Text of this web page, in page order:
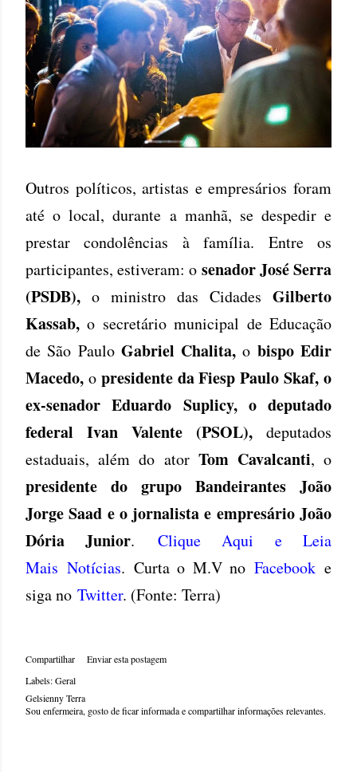
Outros políticos, artistas e empresários foram
até o local, durante a manhã, se despedir e
prestar condolências à família. Entre os
participantes, estiveram: o senador José Serra
(PSDB), o ministro das Cidades Gilberto
Kassab,o secretário municipal de Educação
de São PauloGabriel Chalita,o bispo Edir
Macedo, o presidente da Fiesp Paulo Skaf, o
ex-senador Eduardo Suplicy, o deputado
federal Ivan Valente (PSOL), deputados
estaduais, além do ator Tom Cavalcanti, o
presidente do grupo Bandeirantes João
Jorge Saad e o jornalista e empresário João
Dória Junior. Clique Aqui e Leia
Mais Notícias. Curta o M.V no Facebooke
siga no Twitter. (Fonte: Terra)
Compartilhar
Enviar esta postagem
Labels:Geral
Gelsienny Terra
Sou enfermeira, gosto de ficar informada e compartilhar informações relevantes.